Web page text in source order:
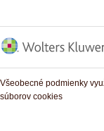
Všeobecné podmienky
súborov cookies